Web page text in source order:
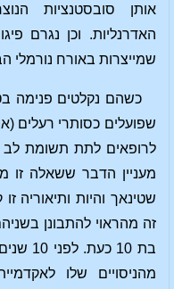
אותן סובסטנציות
האדרנליות. וכן נגרם
שמייצרות באורח נורמלי
כשהם נקלטים פנימה
שפועלים כסותרי רעלים
לרופאים לתת תשומת לב
מעניין הדבר ששאלה זו
שטינאך והיות ותיאוריה
זה מהראוי להתבונן
בת 10
מהניסויים שלו